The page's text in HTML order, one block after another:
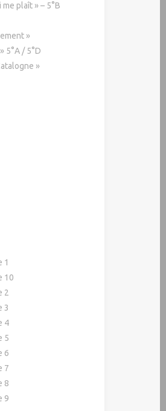
plaît » – 5°B
»
5°A / 5°D
»
1
10
2
3
4
5
6
7
8
9